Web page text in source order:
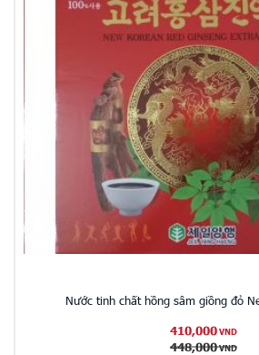
Nước tinh chất hồng sâm giồng đỏ
410,000 VND
448,000 VND